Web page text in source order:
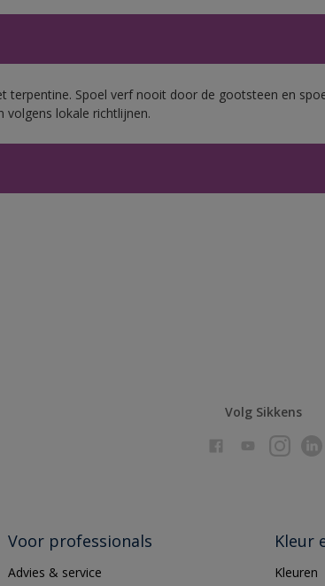
terpentine. Spoel verf nooit door de gootsteen en
volgens lokale richtlijnen.
Volg Sikkens
Voor professionals
Advies & service
Kleur
Kleuren